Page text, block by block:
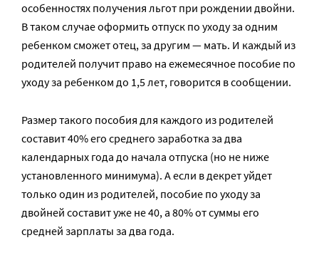
особенностях получения льгот при рождении двойни.
В таком случае оформить отпуск по уходу за одним
ребенком сможет отец, за другим — мать. И каждый из
родителей получит право на ежемесячное пособие по
уходу за ребенком до 1,5 лет, говорится в сообщении.
Размер такого пособия для каждого из родителей
составит 40% его среднего заработка за два
календарных года до начала отпуска (но не ниже
установленного минимума). А если в декрет уйдет
только один из родителей, пособие по уходу за
двойней составит уже не 40, а 80% от суммы его
средней зарплаты за два года.